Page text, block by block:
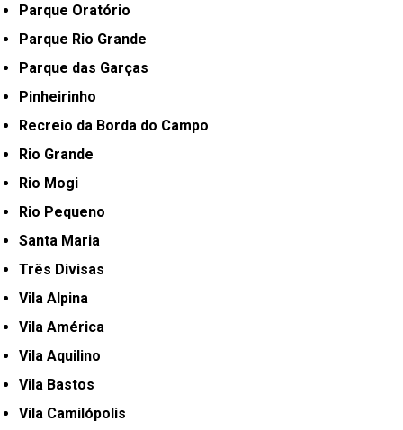
Parque Oratório
Parque Rio Grande
Parque das Garças
Pinheirinho
Recreio da Borda do Campo
Rio Grande
Rio Mogi
Rio Pequeno
Santa Maria
Três Divisas
Vila Alpina
Vila América
Vila Aquilino
Vila Bastos
Vila Camilópolis